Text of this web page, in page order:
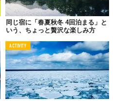
同じ宿に「春夏秋冬 4回泊まる」と
いう、ちょっと贅沢な楽しみ方
ACTIVITY